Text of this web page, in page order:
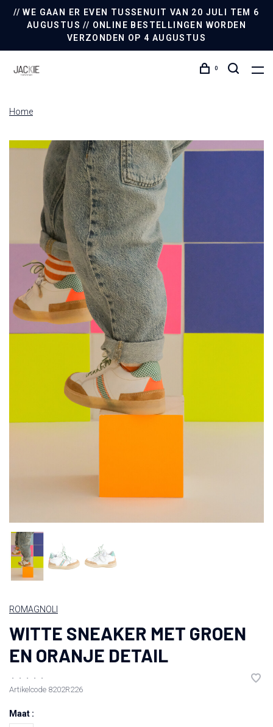
// WE GAAN ER EVEN TUSSENUIT VAN 20 JULI TEM 6
AUGUSTUS // ONLINE BESTELLINGEN WORDEN
VERZONDEN OP 4 AUGUSTUS
0
Home
ROMAGNOLI
WITTE SNEAKER MET GROEN
EN ORANJE DETAIL
• • • •
•
Artikelcode 8202R226
Maat :